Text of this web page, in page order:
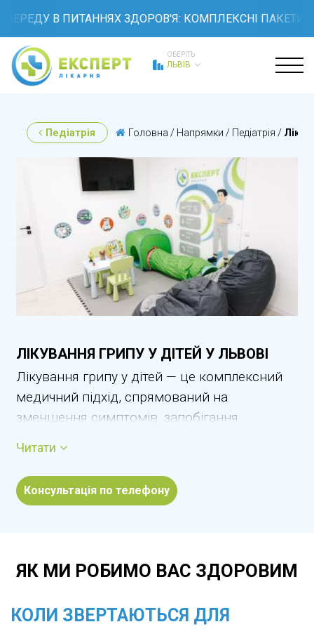
В ПИТАННЯХ ЗДОРОВ'Я: КОМПЛЕКСНІ ПАКЕТИ
ОБЕРІТЬ
ЛЬВІВ
Педіатрія Головна / Напрямки / Педіатрія /
ЛІКУВАННЯ ГРИПУ У ДІТЕЙ У ЛЬВОВІ
Лікування грипу у дітей — це комплексний
медичний підхід, спрямований на
зменшення симптомів, запобігання
захворюванням, яке зазвичай починається
раптово та супроводжується високою
горлі. У дітей грип може перебігати важче,
ніж звичайна застуда, тому потребує
лікування грипу у дітей проводять з
Читати
Консультація по телефону
ЯК МИ РОБИМО ВАС ЗДОРОВИМ
КОЛИ ЗВЕРТАЮТЬСЯ ДЛЯ